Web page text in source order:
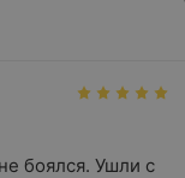
боялся. Ушли с